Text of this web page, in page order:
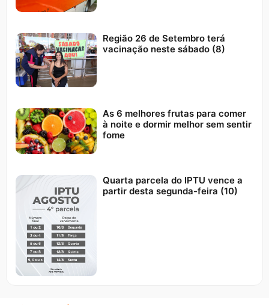
Região 26 de Setembro terá
vacinação neste sábado (8)
As 6 melhores frutas para comer
à noite e dormir melhor sem sentir
fome
Quarta parcela do IPTU vence a
partir desta segunda-feira (10)